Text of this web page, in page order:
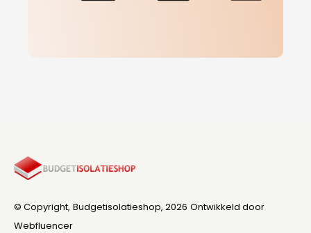
© Copyright, Budgetisolatieshop, 2026 Ontwikkeld door
Webfluencer